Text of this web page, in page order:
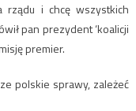
rządu i chcę wszystkich
pan prezydent ‘koalicji
premier.
polskie sprawy, zależeć